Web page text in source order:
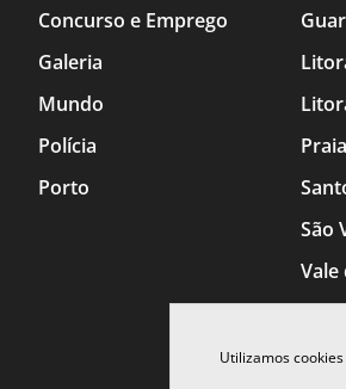
Utilizamos
Concurso e Emprego
Galeria
Mundo
Polícia
Porto
São
Vale